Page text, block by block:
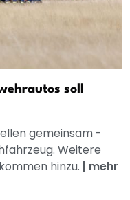
soll
gemeinsam -
Weitere
hinzu. | mehr